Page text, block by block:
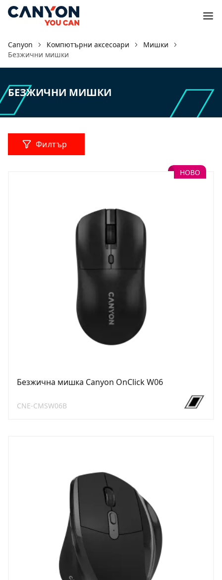
Canyon Компютърни аксесоари
Мишки
Безжични мишки
БЕЗЖИЧНИ МИШКИ
Филтър
НОВО
Безжична мишка Canyon OnClick W06
CNE-CMSW06B